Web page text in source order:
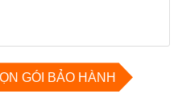
GÓI BẢO HÀNH